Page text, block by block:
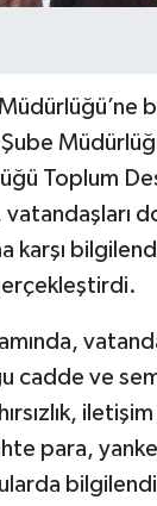
Toplum
karşı
cadde ve
para,